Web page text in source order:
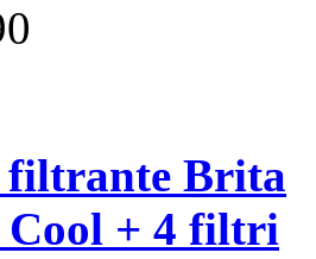
filtrante Brita
+ 4 filtri